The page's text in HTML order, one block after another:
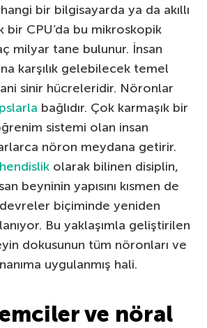
bir bilgisayarda ya da akıllı
CPU’da bu mikroskopik
milyar tane bulunur. İnsan
karşılık gelebilecek temel
sinir hücreleridir. Nöronlar
bağlıdır. Çok karmaşık bir
sistemi olan insan
nöron meydana getirir.
olarak bilinen disiplin,
beyninin yapısını kısmen de
biçiminde yeniden
Bu yaklaşımla geliştirilen
dokusunun tüm nöronları ve
uygulanmış hali.
ve nöral